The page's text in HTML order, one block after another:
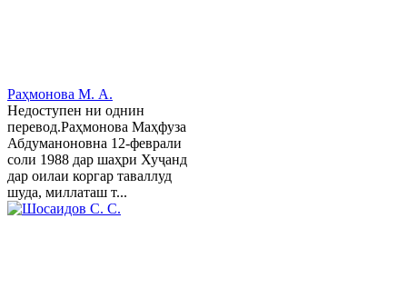
Раҳмонова М. А.
Недоступен ни однин
перевод.Раҳмонова Маҳфуза
Абдуманоновна 12-феврали
соли 1988 дар шаҳри Хуҷанд
дар оилаи коргар таваллуд
шуда, миллаташ т...